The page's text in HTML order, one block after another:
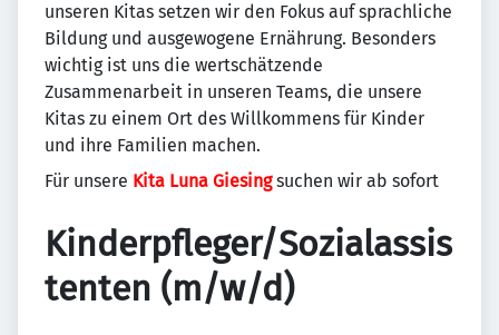
unseren Kitas setzen wir den Fokus auf sprachliche
Bildung und ausgewogene Ernährung. Besonders
wichtig ist uns die wertschätzende
Zusammenarbeit in unseren Teams, die unsere
Kitas zu einem Ort des Willkommens für Kinder
und ihre Familien machen.
Für unsere Kita Luna Giesingsuchen wir ab sofort
Kinderpfleger/Sozialassis
tenten (m/w/d)